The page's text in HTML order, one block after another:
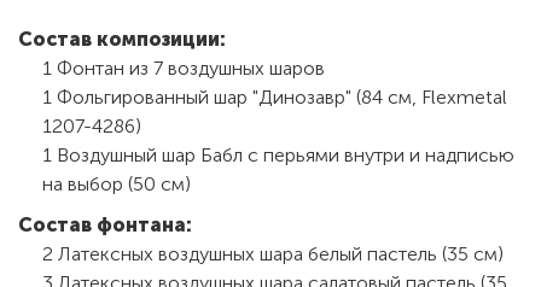
Состав композиции:
1 Фонтан из 7 воздушных шаров
1 Фольгированный шар "Динозавр" (84 см, Flexmetal
1207-4286)
1 Воздушный шар Бабл с перьями внутри и надписью
на выбор (50 см)
Состав фонтана:
2 Латексных воздушных шара белый пастель (35 см)
3 Латексных воздушных шара салатовый пастель (35